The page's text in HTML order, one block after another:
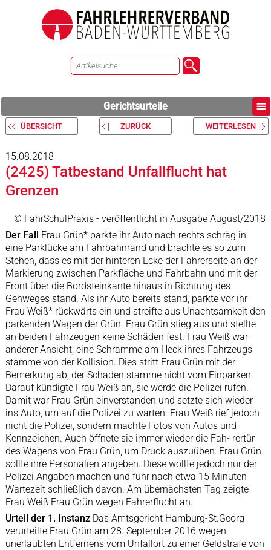
Gerichtsurteile
ÜBERSICHT ZURÜCK WEITERLESEN
15.08.2018
(2425) Tatbestand Unfallflucht hat
Grenzen
© FahrSchulPraxis - veröffentlicht in Ausgabe August/2018
Der Fall Frau Grün* parkte ihr Auto nach rechts schräg in
eine Parklücke am Fahrbahnrand und brachte es so zum
Stehen, dass es mit der hinteren Ecke der Fahrerseite an der
Markierung zwischen Parkfläche und Fahrbahn und mit der
Front über die Bordsteinkante hinaus in Richtung des
Gehweges stand. Als ihr Auto bereits stand, parkte vor ihr
Frau Weiß* rückwärts ein und streifte aus Unachtsamkeit den
parkenden Wagen der Grün. Frau Grün stieg aus und stellte
an beiden Fahrzeugen keine Schäden fest. Frau Weiß war
anderer Ansicht, eine Schramme am Heck ihres Fahrzeugs
stamme von der Kollision. Dies stritt Frau Grün mit der
Bemerkung ab, der Schaden stamme nicht vom Einparken.
Darauf kündigte Frau Weiß an, sie werde die Polizei rufen.
Damit war Frau Grün einverstanden und setzte sich wieder
ins Auto, um auf die Polizei zu warten. Frau Weiß rief jedoch
nicht die Polizei, sondern machte Fotos von Autos und
Kennzeichen. Auch öffnete sie immer wieder die Fah- rertür
des Wagens von Frau Grün, um Druck auszuüben: Frau Grün
sollte ihre Personalien angeben. Diese wollte jedoch nur der
Polizei Angaben machen und fuhr nach etwa 15 Minuten
Wartezeit schließlich davon. Am übernächsten Tag zeigte
Frau Weiß Frau Grün wegen Fahrerflucht an.
Urteil der 1. Instanz Das Amtsgericht Hamburg-St.Georg
verurteilte Frau Grün am 28. September 2016 wegen
unerlaubten Entfernens vom Unfallort zu einer Geldstrafe von